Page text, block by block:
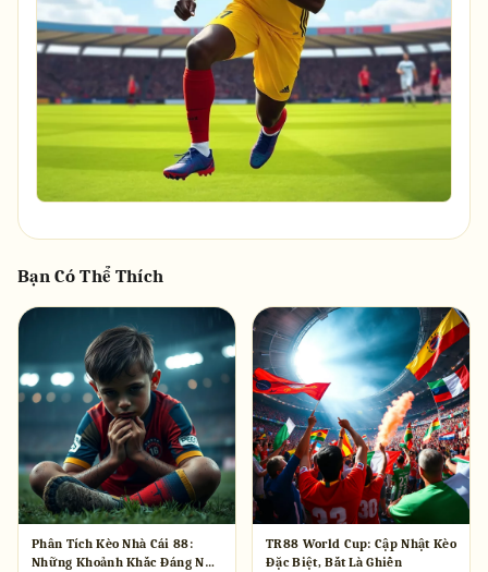
Bạn Có Thể Thích
Phân Tích Kèo Nhà Cái 88:
Những Khoảnh Khắc Đáng Nhớ
TR88 World Cup: Cập Nhật Kèo
Đặc Biệt, Bắt Là Ghiền